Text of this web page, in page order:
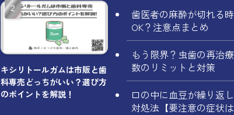
キシリトールガムは市販と歯
科専売どっちがいい？選び方
のポイントを解説！
歯医者の麻酔が切れる
OK？注意点まとめ
もう限界？虫歯の再治
数のリミットと対策
口の中に血豆が繰り返
対処法【要注意の症状は